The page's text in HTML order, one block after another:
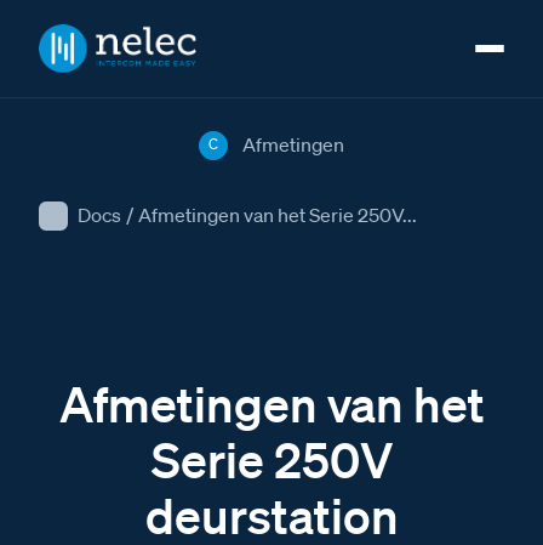
Docs / Afmetingen van het Serie 250V...
C Afmetingen
Afmetingen van het
Serie 250V
deurstation